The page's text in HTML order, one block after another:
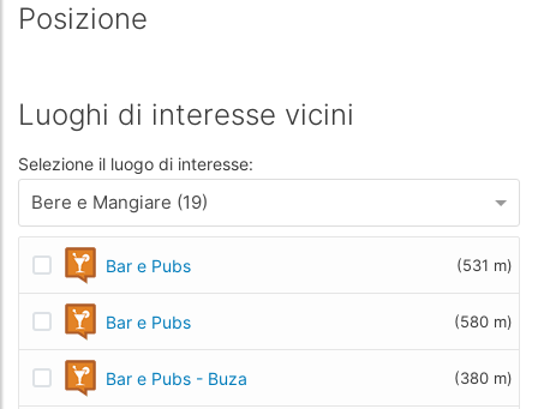
Posizione
Luoghi di interesse vicini
Selezione il luogo di interesse:
Bere e Mangiare (19)
Bar e Pubs (531 m)
Bar e Pubs (580 m)
Bar e Pubs - Buza (380 m)